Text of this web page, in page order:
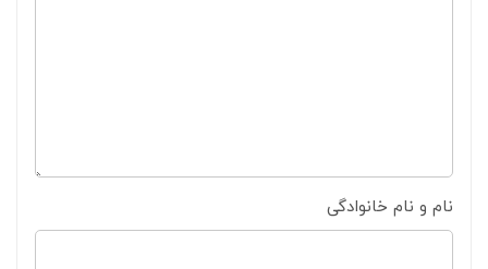
نام و نام خانوادگی